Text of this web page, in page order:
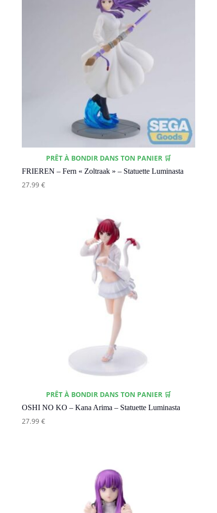
PRÊT À BONDIR DANS TON PANIER 🛒
FRIEREN – Fern « Zoltraak » – Statuette Luminasta
27.99 €
PRÊT À BONDIR DANS TON PANIER 🛒
OSHI NO KO – Kana Arima – Statuette Luminasta
27.99 €